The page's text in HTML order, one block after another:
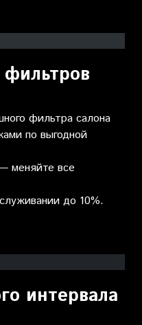
фильтра салона
по выгодной
меняйте все
до 10%.
интервала